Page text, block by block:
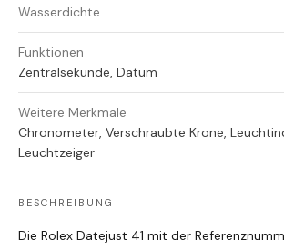
Wasserdichte
Funktionen
Zentralsekunde, Datum
Weitere Merkmale
Chronometer, Verschraubte Krone,
Leuchtzeiger
BESCHREIBUNG
Die Rolex Datejust 41 mit der